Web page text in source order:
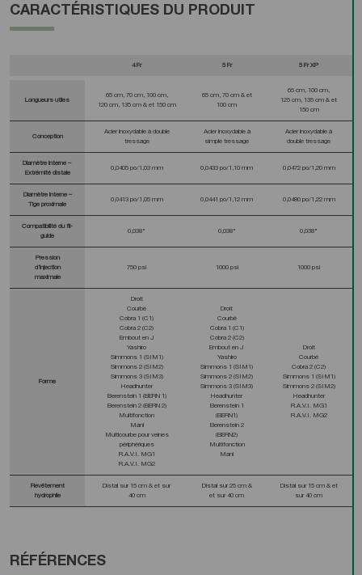
CARACTÉRISTIQUES DU PRODUIT
4 Fr 5 Fr 5 Fr XP
Longueurs utiles
65 cm, 70 cm, 100 cm,
120 cm, 135 cm & et 150 cm
65 cm, 70 cm & et
100 cm
65 cm, 100 cm,
125 cm, 135 cm & et
150 cm
Conception
Acier inoxydable à double
tressage
Acier inoxydable à
simple tressage
Acier inoxydable à
double tressage
Diamètre interne –
Extrémité distale
0,0405 po/1,03 mm 0,0433 po/1,10 mm 0,0472 po/1,20 mm
Diamètre interne –
Tige proximale
0,0413 po/1,05 mm 0,0441 po/1,12 mm 0,0480 po/1,22 mm
Compatibilité du fil-
guide
0,038" 0,038" 0,038"
Pression
d’injection
maximale
750 psi 1000 psi 1000 psi
Forme
Droit
Courbé
Cobra 1 (C1)
Cobra 2 (C2)
Embout en J
Yashiro
Simmons 1 (SIM1)
Simmons 2 (SIM2)
Simmons 3 (SIM3)
Headhunter
Berenstein 1 (BERN 1)
Berenstein 2 (BERN 2)
Multifonction
Mani
Multicourbe pour veines
périphériques
R.A.V.I. MG1
R.A.V.I. MG2
Droit
Courbé
Cobra 1 (C1)
Cobra 2 (C2)
Embout en J
Yashiro
Simmons 1 (SIM1)
Simmons 2 (SIM2)
Simmons 3 (SIM3)
Headhunter
Berenstein 1
(BERN1)
Berenstein 2
(BERN2)
Multifonction
Mani
Droit
Courbé
Cobra 2 (C2)
Simmons 1 (SIM1)
Simmons 2 (SIM2)
Headhunter
R.A.V.I. MG1
R.A.V.I. MG2
Revêtement
hydrophile
Distal sur 15 cm & et sur
40 cm
Distal sur 25 cm &
et sur 40 cm
Distal sur 15 cm & et
sur 40 cm
RÉFÉRENCES